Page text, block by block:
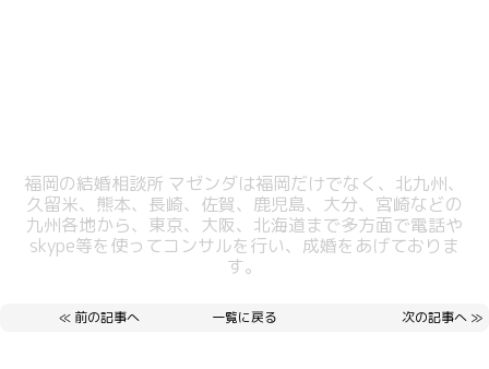
福岡の結婚相談所 マゼンダは福岡だけでなく、北九州、
久留米、熊本、長崎、佐賀、鹿児島、大分、宮崎などの
九州各地から、東京、大阪、北海道まで多方面で電話や
skype等を使ってコンサルを行い、成婚をあげておりま
す。
≪ 前の記事へ 一覧に戻る 次の記事へ ≫